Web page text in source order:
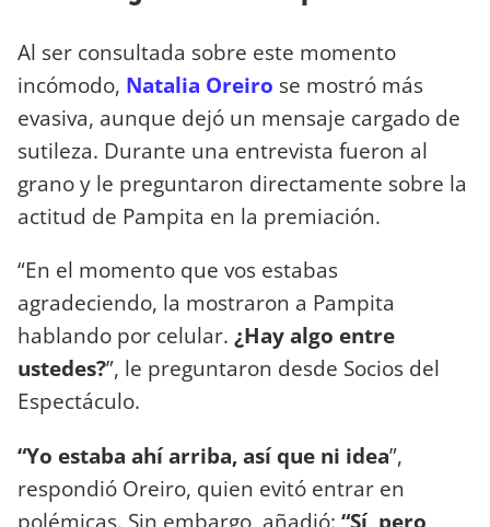
Al ser consultada sobre este momento
incómodo, Natalia Oreiro se mostró más
evasiva, aunque dejó un mensaje cargado de
sutileza. Durante una entrevista fueron al
grano y le preguntaron directamente sobre la
actitud de Pampita en la premiación.
“En el momento que vos estabas
agradeciendo, la mostraron a Pampita
hablando por celular. ¿Hay algo entre
ustedes?”, le preguntaron desde Socios del
Espectáculo.
“Yo estaba ahí arriba, así que ni idea”,
respondió Oreiro, quien evitó entrar en
polémicas. Sin embargo, añadió: “Sí, pero